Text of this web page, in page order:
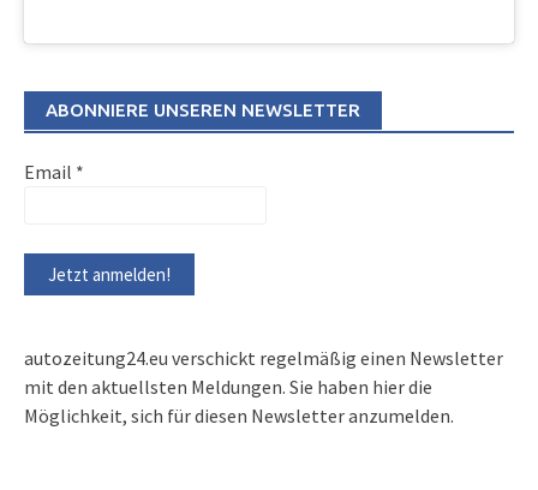
ABONNIERE UNSEREN NEWSLETTER
Email *
autozeitung24.eu verschickt regelmäßig einen Newsletter
mit den aktuellsten Meldungen. Sie haben hier die
Möglichkeit, sich für diesen Newsletter anzumelden.